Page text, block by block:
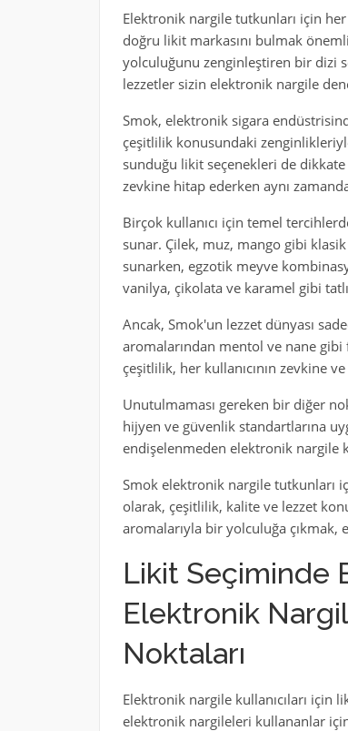
Elektronik nargile tutkunları için
doğru likit markasını bulmak
yolculuğunu zenginleştiren bir dizi
lezzetler sizin elektronik nargile
Smok, elektronik sigara
çeşitlilik konusundaki
sunduğu likit seçenekleri de dikkate
zevkine hitap ederken aynı
Birçok kullanıcı için temel
sunar. Çilek, muz, mango gibi klasik
sunarken, egzotik meyve
vanilya, çikolata ve karamel gibi
Ancak, Smok'un lezzet dünyası
aromalarından mentol ve nane gibi
çeşitlilik, her kullanıcının zevkine
Unutulmaması gereken bir diğer
hijyen ve güvenlik standartlarına
endişelenmeden elektronik nargile
Smok elektronik nargile tutkunları
olarak, çeşitlilik, kalite ve lezzet
aromalarıyla bir yolculuğa
Likit Seçiminde
Elektronik
Noktaları
Elektronik nargile kullanıcıları
elektronik nargileleri kullananlar